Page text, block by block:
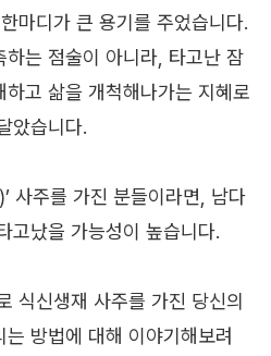
마디가 큰 용기를 주었습니다.
는 점술이 아니라, 타고난 잠
고 삶을 개척해나가는 지혜로
았습니다.
사주를 가진 분들이라면, 남다
고났을 가능성이 높습니다.
식신생재 사주를 가진 당신의
방법에 대해 이야기해보려